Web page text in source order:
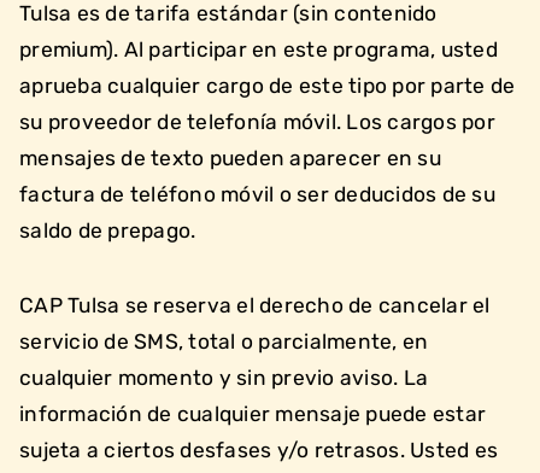
Tulsa es de tarifa estándar (sin contenido
premium). Al participar en este programa, usted
aprueba cualquier cargo de este tipo por parte de
su proveedor de telefonía móvil. Los cargos por
mensajes de texto pueden aparecer en su
factura de teléfono móvil o ser deducidos de su
saldo de prepago.
CAP Tulsa se reserva el derecho de cancelar el
servicio de SMS, total o parcialmente, en
cualquier momento y sin previo aviso. La
información de cualquier mensaje puede estar
sujeta a ciertos desfases y/o retrasos. Usted es